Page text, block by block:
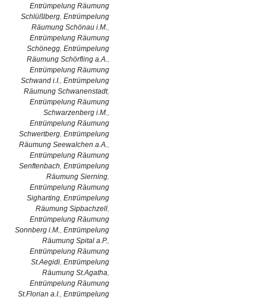
Entrümpelung Räumung
Schlüßlberg, Entrümpelung
Räumung Schönau i.M.,
Entrümpelung Räumung
Schönegg, Entrümpelung
Räumung Schörfling a.A.,
Entrümpelung Räumung
Schwand i.I., Entrümpelung
Räumung Schwanenstadt,
Entrümpelung Räumung
Schwarzenberg i.M.,
Entrümpelung Räumung
Schwertberg, Entrümpelung
Räumung Seewalchen a.A.,
Entrümpelung Räumung
Senftenbach, Entrümpelung
Räumung Sierning,
Entrümpelung Räumung
Sigharting, Entrümpelung
Räumung Sipbachzell,
Entrümpelung Räumung
Sonnberg i.M., Entrümpelung
Räumung Spital a.P.,
Entrümpelung Räumung
St.Aegidi, Entrümpelung
Räumung St.Agatha,
Entrümpelung Räumung
St.Florian a.I., Entrümpelung